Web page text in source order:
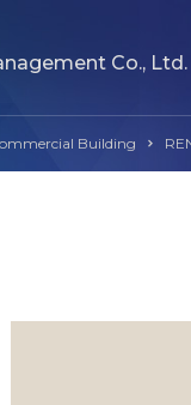
Co., Ltd.
Building